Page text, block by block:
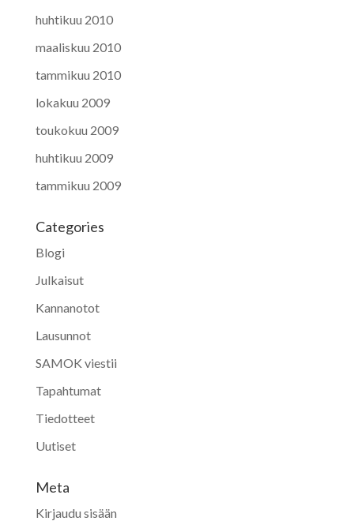
huhtikuu 2010
maaliskuu 2010
tammikuu 2010
lokakuu 2009
toukokuu 2009
huhtikuu 2009
tammikuu 2009
Categories
Blogi
Julkaisut
Kannanotot
Lausunnot
SAMOK viestii
Tapahtumat
Tiedotteet
Uutiset
Meta
Kirjaudu sisään